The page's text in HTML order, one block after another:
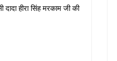
हीरा सिंह मरकाम जी की